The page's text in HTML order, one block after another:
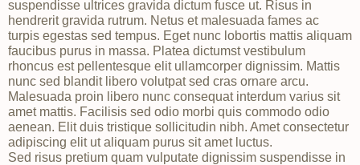
suspendisse ultrices gravida dictum fusce ut. Risus in
hendrerit gravida rutrum. Netus et malesuada fames ac
turpis egestas sed tempus. Eget nunc lobortis mattis aliquam
faucibus purus in massa. Platea dictumst vestibulum
rhoncus est pellentesque elit ullamcorper dignissim. Mattis
nunc sed blandit libero volutpat sed cras ornare arcu.
Malesuada proin libero nunc consequat interdum varius sit
amet mattis. Facilisis sed odio morbi quis commodo odio
aenean. Elit duis tristique sollicitudin nibh. Amet consectetur
adipiscing elit ut aliquam purus sit amet luctus.
Sed risus pretium quam vulputate dignissim suspendisse in